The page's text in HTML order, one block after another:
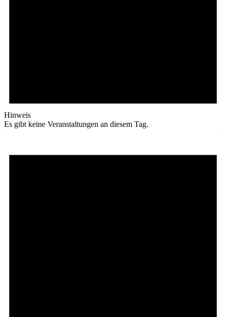
Hinweis
Es gibt keine Veranstaltungen an diesem Tag.